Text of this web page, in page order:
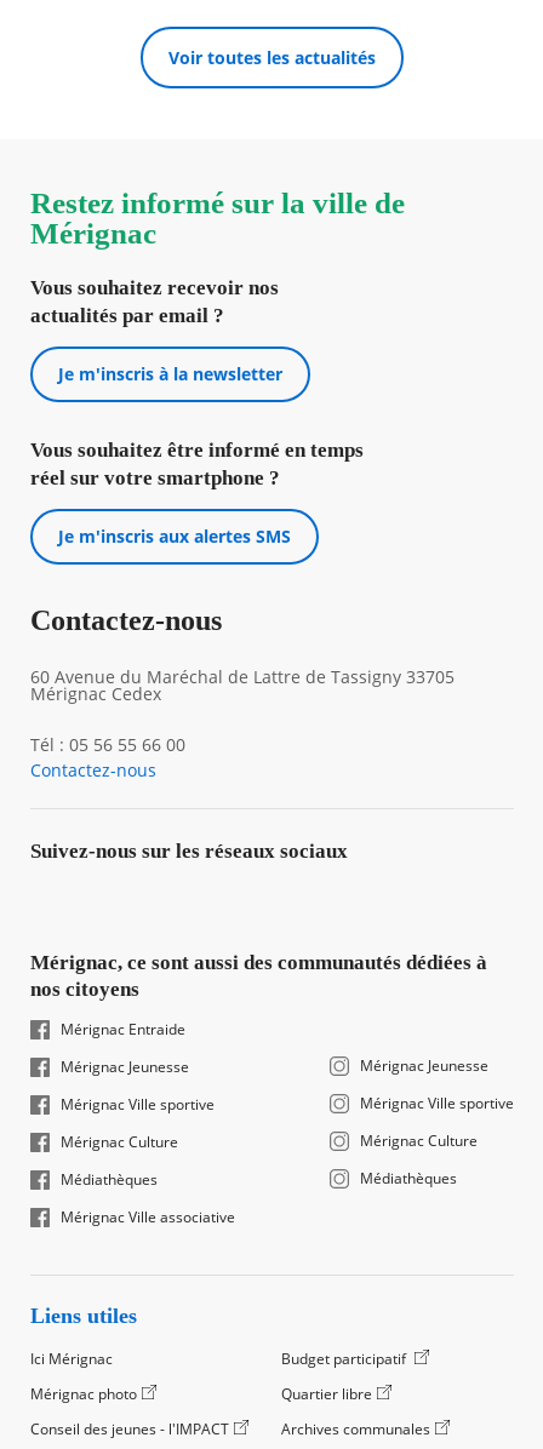
Voir toutes les actualités
Restez informé sur la ville de
Mérignac
Vous souhaitez recevoir nos
actualités par email ?
Je m'inscris à la newsletter
Vous souhaitez être informé en temps
réel sur votre smartphone ?
Je m'inscris aux alertes SMS
Contactez-nous
60 Avenue du Maréchal de Lattre de Tassigny 33705
Mérignac Cedex
Tél : 05 56 55 66 00
Contactez-nous
Suivez-nous sur les réseaux sociaux
Mérignac, ce sont aussi des communautés dédiées à
nos citoyens
Mérignac Entraide
Mérignac Jeunesse
Mérignac Ville sportive
Mérignac Culture
Médiathèques
Mérignac Ville associative
Mérignac Jeunesse
Mérignac Ville sportive
Mérignac Culture
Médiathèques
Liens utiles
Ici Mérignac
Budget participatif
Mérignac photo
Quartier libre
Conseil des jeunes - l'IMPACT
Archives communales